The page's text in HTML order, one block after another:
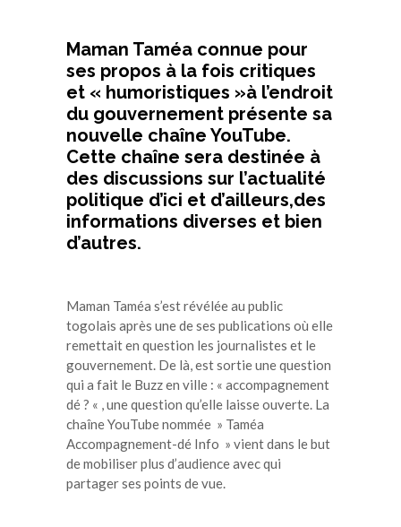
Maman Taméa connue pour
ses propos à la fois critiques
et « humoristiques »à l’endroit
du gouvernement présente sa
nouvelle chaîne YouTube.
Cette chaîne sera destinée à
des discussions sur l’actualité
politique d’ici et d’ailleurs,des
informations diverses et bien
d’autres.
Maman Taméa s’est révélée au public
togolais après une de ses publications où elle
remettait en question les journalistes et le
gouvernement. De là, est sortie une question
qui a fait le Buzz en ville : « accompagnement
dé ? « , une question qu’elle laisse ouverte. La
chaîne YouTube nommée » Taméa
Accompagnement-dé Info » vient dans le but
de mobiliser plus d’audience avec qui
partager ses points de vue.